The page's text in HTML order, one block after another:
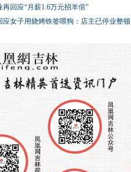
再回应“月薪1.6万元招羊倌”
应女子用烧烤铁签喂狗：店主已停业整顿